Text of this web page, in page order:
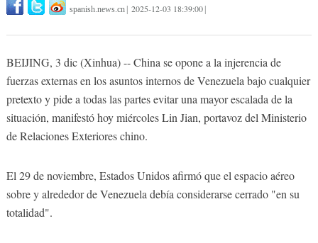
spanish.news.cn 2025-12-03 18:39:00
BEIJING, 3 dic (Xinhua) -- China se opone a la injerencia de
fuerzas externas en los asuntos internos de Venezuela bajo cualquier
pretexto y pide a todas las partes evitar una mayor escalada de la
situación, manifestó hoy miércoles Lin Jian, portavoz del Ministerio
de Relaciones Exteriores chino.
El 29 de noviembre, Estados Unidos afirmó que el espacio aéreo
sobre y alrededor de Venezuela debía considerarse cerrado "en su
totalidad".